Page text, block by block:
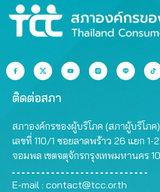
ติดต่อสภา
สภาองค์กรของผู้บริโภค (สภาผู้บริโภค)
เลขที่ 110/1 ซอยลาดพร้าว 26 แยก
จอมพล เขตจตุจักรกรุงเทพมหานคร
E-mail : contact@tcc.or.th